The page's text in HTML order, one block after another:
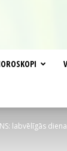
labvēlīgās